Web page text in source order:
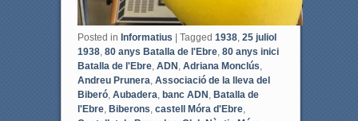
Posted in Informatius Tagged 1938, 25 juliol
1938, 80 anys Batalla de l'Ebre, 80 anys inici
Batalla de l'Ebre, ADN , Adriana Monclús,
Andreu Prunera, Associació de la lleva del
Biberó, Aubadera, banc ADN , Batalla de
l'Ebre, Biberons, castell Móra d'Ebre,